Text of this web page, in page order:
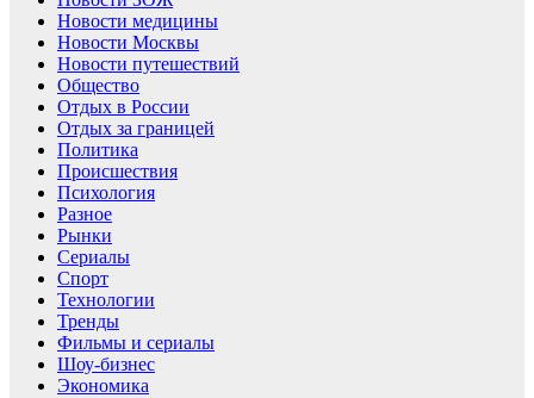
Новости медицины
Новости Москвы
Новости путешествий
Общество
Отдых в России
Отдых за границей
Политика
Происшествия
Психология
Разное
Рынки
Сериалы
Спорт
Технологии
Тренды
Фильмы и сериалы
Шоу-бизнес
Экономика